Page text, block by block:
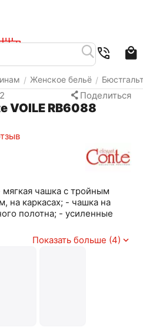
/ Женское бельё /
Поделиться
VOILE RB6088
чашка с тройным
на каркасах; - чашка на
полотна; - усиленные
Показать больше (4)